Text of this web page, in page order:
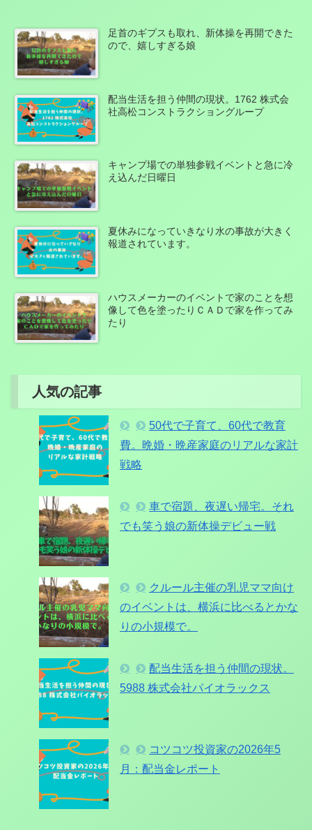
足首のギプスも取れ、新体操を再開できた
ので、嬉しすぎる娘
配当生活を担う仲間の現状。1762 株式会
社高松コンストラクショングループ
キャンプ場での単独参戦イベントと急に冷
え込んだ日曜日
夏休みになっていきなり水の事故が大きく
報道されています。
ハウスメーカーのイベントで家のことを想
像して色を塗ったりＣＡＤで家を作ってみ
たり
人気の記事
50代で子育て、60代で教育
費。晩婚・晩産家庭のリアルな家計
戦略
車で宿題、夜遅い帰宅。それ
でも笑う娘の新体操デビュー戦
クルール主催の乳児ママ向け
のイベントは、横浜に比べるとかな
りの小規模で。
配当生活を担う仲間の現状。
5988 株式会社パイオラックス
コツコツ投資家の2026年5
月：配当金レポート